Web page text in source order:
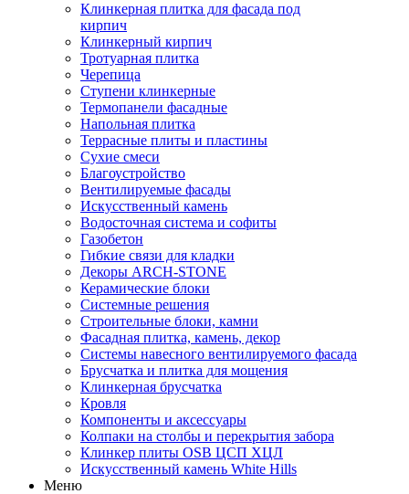
Клинкерная плитка для фасада под
кирпич
Клинкерный кирпич
Тротуарная плитка
Черепица
Ступени клинкерные
Термопанели фасадные
Напольная плитка
Террасные плиты и пластины
Сухие смеси
Благоустройство
Вентилируемые фасады
Искусственный камень
Водосточная система и софиты
Газобетон
Гибкие связи для кладки
Декоры ARCH-STONE
Керамические блоки
Системные решения
Строительные блоки, камни
Фасадная плитка, камень, декор
Системы навесного вентилируемого фасада
Брусчатка и плитка для мощения
Клинкерная брусчатка
Кровля
Компоненты и аксессуары
Колпаки на столбы и перекрытия забора
Клинкер плиты OSB ЦСП ХЦЛ
Искусственный камень White Hills
Меню